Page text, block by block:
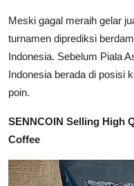
Meski gagal meraih gelar
turnamen diprediksi
Indonesia. Sebelum Piala
Indonesia berada di posisi
poin.
SENNCOIN Selling High
Coffee